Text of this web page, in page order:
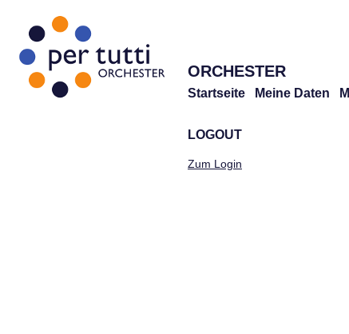
ORCHESTER
Startseite Meine Daten
LOGOUT
Zum Login